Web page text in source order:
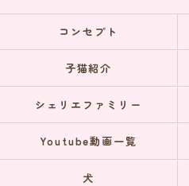
コンセプト
子猫紹介
シェリエファミリー
Youtube動画一覧
犬